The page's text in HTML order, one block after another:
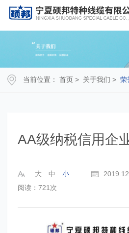
当前位置： 首页 > 关于我们 > 荣
AA级纳税信用企
大 中 小
阅读：721次